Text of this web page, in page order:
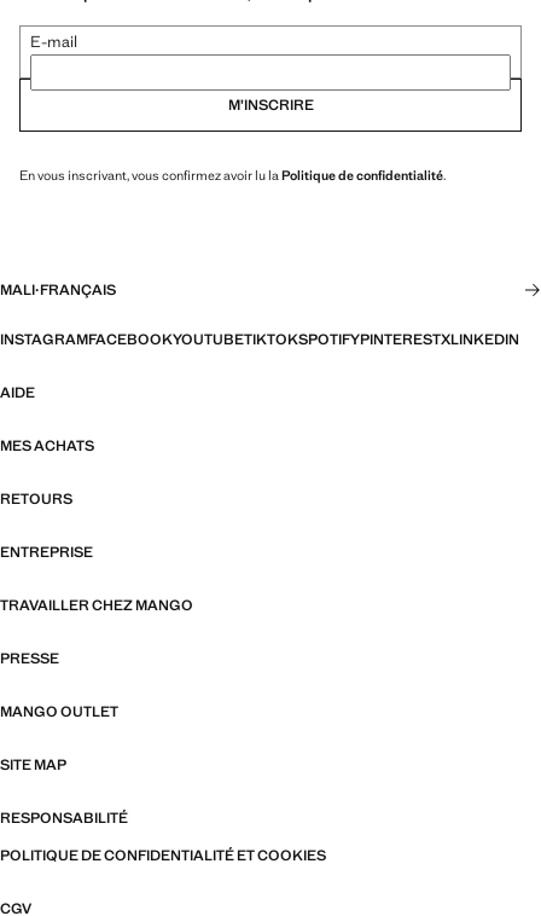
E-mail
M’INSCRIRE
En vous inscrivant, vous confirmez avoir lu la Politique de confidentialité.
MALI·FRANÇAIS
INSTAGRAMFACEBOOKYOUTUBETIKTOKSPOTIFYPINTERESTXLINKEDIN
AIDE
MES ACHATS
RETOURS
ENTREPRISE
TRAVAILLER CHEZ MANGO
PRESSE
MANGO OUTLET
SITE MAP
RESPONSABILITÉ
POLITIQUE DE CONFIDENTIALITÉ ET COOKIES
CGV